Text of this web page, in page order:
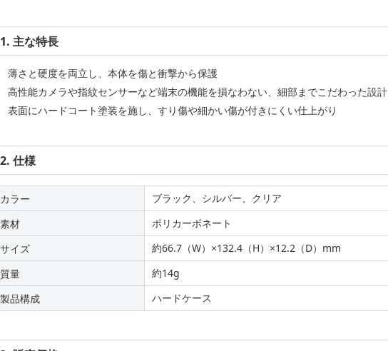
1. 主な特長
薄さと硬度を両立し、本体を傷と衝撃から保護
高性能カメラや指紋センサーなど端末の機能を損なわない、細部までこだわった設計
表面にハードコート塗装を施し、すり傷や細かい傷が付きにくい仕上がり
2. 仕様
カラー
ブラック、シルバー、クリア
素材
ポリカーボネート
サイズ
約66.7（W）×132.4（H）×12.2（D）mm
質量
約14g
製品構成
ハードケース